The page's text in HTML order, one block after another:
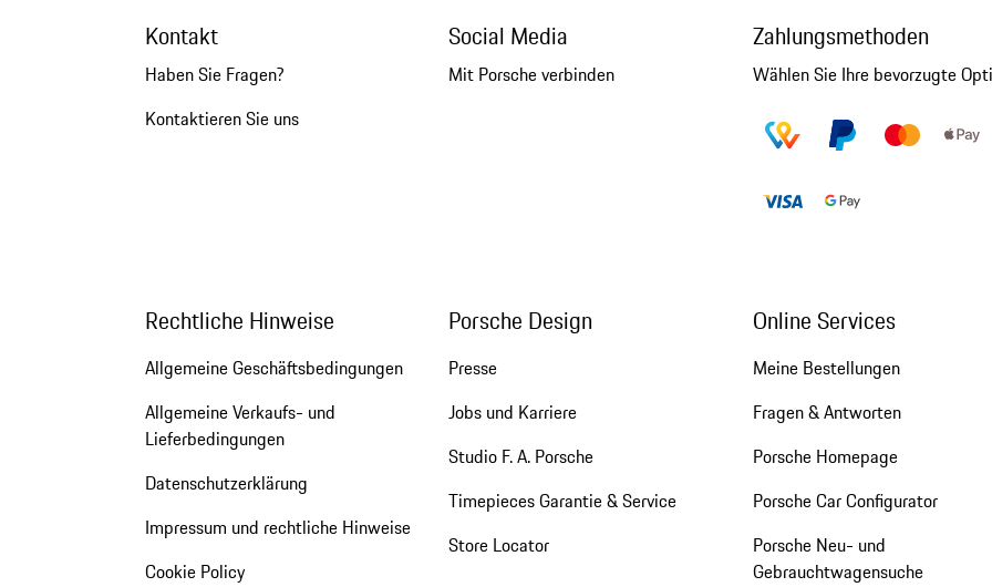
Kontakt
Haben Sie Fragen?
Kontaktieren Sie uns
Social Media
Mit Porsche verbinden
Zahlungsmethoden
Wählen Sie Ihre bevorzugte
Rechtliche Hinweise
Allgemeine Geschäftsbedingungen
Allgemeine Verkaufs- und
Lieferbedingungen
Datenschutzerklärung
Impressum und rechtliche Hinweise
Cookie Policy
Porsche Design
Presse
Jobs und Karriere
Studio F. A. Porsche
Timepieces Garantie & Service
Store Locator
Online Services
Meine Bestellungen
Fragen & Antworten
Porsche Homepage
Porsche Car Configurator
Porsche Neu- und
Gebrauchtwagensuche